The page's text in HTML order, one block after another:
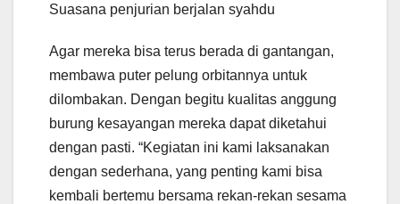
Suasana penjurian berjalan syahdu
Agar mereka bisa terus berada di gantangan,
membawa puter pelung orbitannya untuk
dilombakan. Dengan begitu kualitas anggung
burung kesayangan mereka dapat diketahui
dengan pasti. “Kegiatan ini kami laksanakan
dengan sederhana, yang penting kami bisa
kembali bertemu bersama rekan-rekan sesama